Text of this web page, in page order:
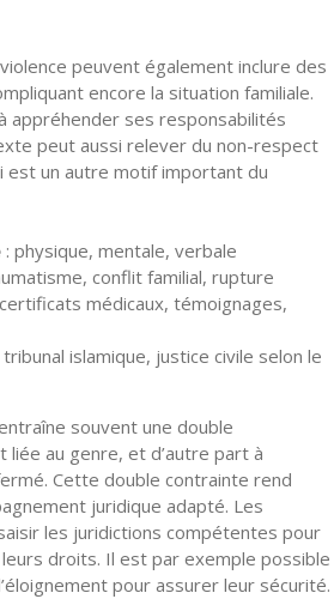
peuvent également inclure des
encore la situation familiale.
à appréhender ses responsabilités
peut aussi relever du non-respect
est un autre motif important du
: physique, mentale, verbale
conflit familial, rupture
médicaux, témoignages,
tribunal islamique, justice civile selon le
souvent une double
liée au genre, et d’autre part à
Cette double contrainte rend
juridique adapté. Les
les juridictions compétentes pour
droits. Il est par exemple possible
pour assurer leur sécurité.